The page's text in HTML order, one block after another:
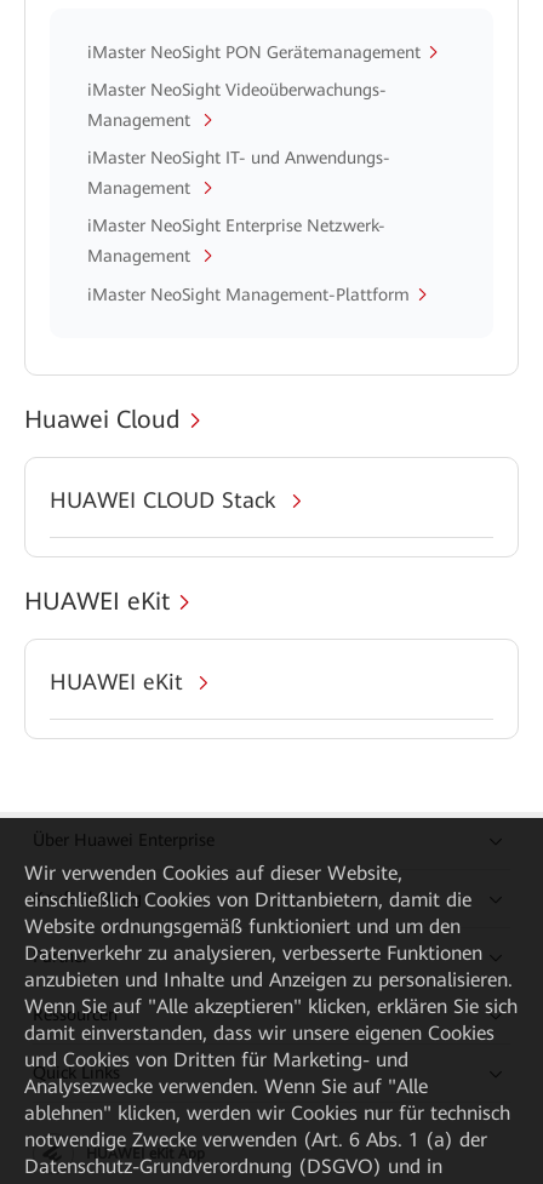
iMaster NeoSight PON Gerätemanagement
iMaster NeoSight Videoüberwachungs-
Management
iMaster NeoSight IT- und Anwendungs-
Management
iMaster NeoSight Enterprise Netzwerk-
Management
iMaster NeoSight Management-Plattform
Huawei Cloud
HUAWEI CLOUD Stack
HUAWEI eKit
HUAWEI eKit
Über Huawei Enterprise
Kaufanleitung
Partner
Ressourcen
Quick Links
HUAWEI eKit App
Wir verwenden Cookies auf dieser Website,
einschließlich Cookies von Drittanbietern, damit die
Website ordnungsgemäß funktioniert und um den
Datenverkehr zu analysieren, verbesserte Funktionen
anzubieten und Inhalte und Anzeigen zu personalisieren.
Wenn Sie auf "Alle akzeptieren" klicken, erklären Sie sich
damit einverstanden, dass wir unsere eigenen Cookies
und Cookies von Dritten für Marketing- und
Analysezwecke verwenden. Wenn Sie auf "Alle
ablehnen" klicken, werden wir Cookies nur für technisch
notwendige Zwecke verwenden (Art. 6 Abs. 1 (a) der
Datenschutz-Grundverordnung (DSGVO) und in